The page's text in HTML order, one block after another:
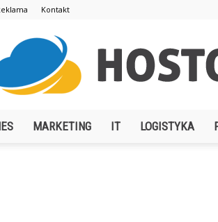
Kontakt
MARKETING IT LOGISTYKA